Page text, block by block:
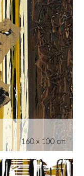
160 x 100 cm